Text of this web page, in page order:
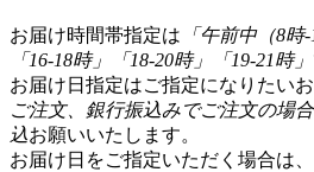
お届け時間帯指定は 「午前中（8時
「16-18時」「18-20時」「19-21時」
お届け日指定はご指定になりたい
ご注文、銀行振込みでご注文の場
込お願いいたします。
お届け日をご指定いただく場合は